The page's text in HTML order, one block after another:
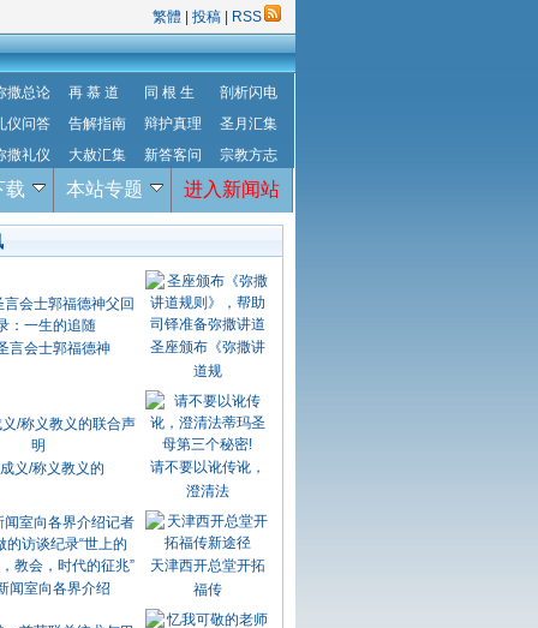
繁體 投稿 RSS
撒总论 再 慕 道 同 根 生
剖析闪电
仪问答
告解指南 辩护真理
圣月汇集
撒礼仪
大赦汇集 新答客问 宗教方志
载 本站专题 进入新闻站
言会士郭福德神
圣座颁布《弥撒讲
道规
义/称义教义的
请不要以讹传讹，
澄清法
闻室向各界介绍
天津西开总堂开拓
福传